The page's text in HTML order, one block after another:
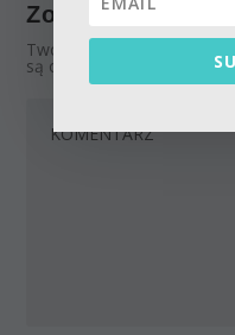
Zostaw odpowiedź
Twój adres email nie
są oznaczone